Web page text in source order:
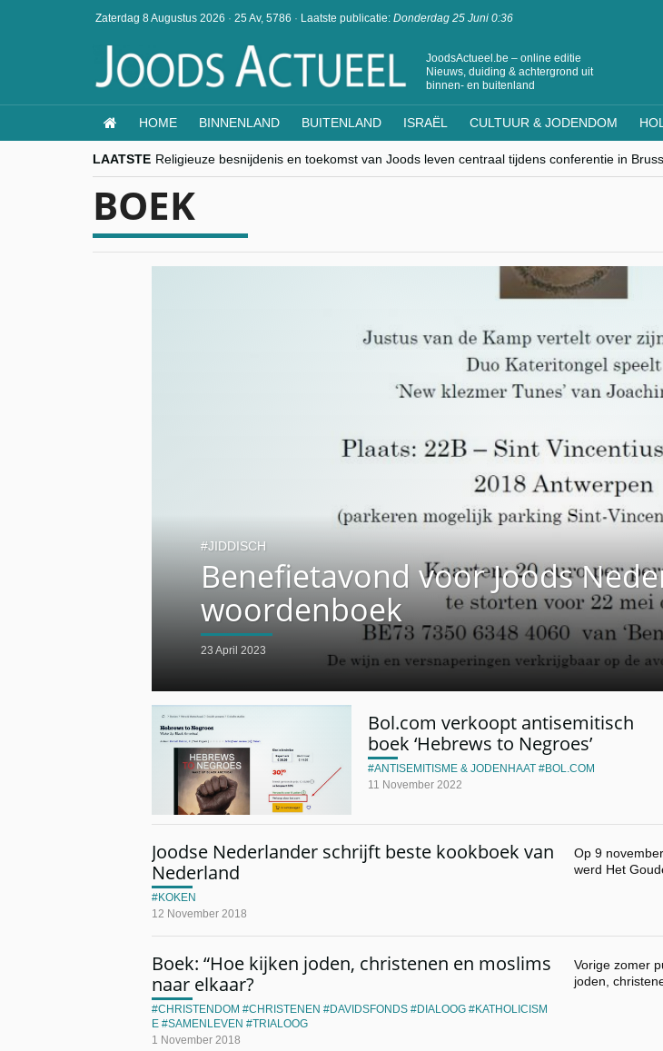
Zaterdag 8 Augustus 2026 · 25 Av, 5786 · Laatste publicatie: Donderdag 25 Juni 0:36
JoodsActueel.be – online editie
Nieuws, duiding & achtergrond uit
binnen- en buitenland
HOME BINNENLAND BUITENLAND ISRAËL CULTUUR & JODENDOM
LAATSTE Religieuze besnijdenis en toekomst van Joods leven centraal tijdens conferentie in
“Besnijdenisdebat toont hoe moeilijk seculiere Westen minderheden begrijpt”, Jinnih
CITYTRIP | ROEMENIË – Boekarest: de verrassing van Oost-Europa
“Vandaag zit elke Jood in België op de beklaagdenbank”
goKosher lanceert nieuwe website en samenwerking met Mishpacha voor kosher travel
BOEK
Benefietavond voor Joods
woordenboek
23 April 2023
JIDDISCH
Bol.com verkoopt antisemitisch
boek ‘Hebrews to Negroes’
11 November 2022
ANTISEMITISME & JODENHAAT BOL.COM
Joodse Nederlander schrijft beste kookboek van
Nederland
12 November 2018
KOKEN
Op 9
werd Het
Boek: “Hoe kijken joden, christenen en moslims
naar elkaar?
1 November 2018
CHRISTENDOM CHRISTENEN DAVIDSFONDS DIALOOG
KATHOLICISM
E
SAMENLEVEN TRIALOOG
Vorige zomer
joden,